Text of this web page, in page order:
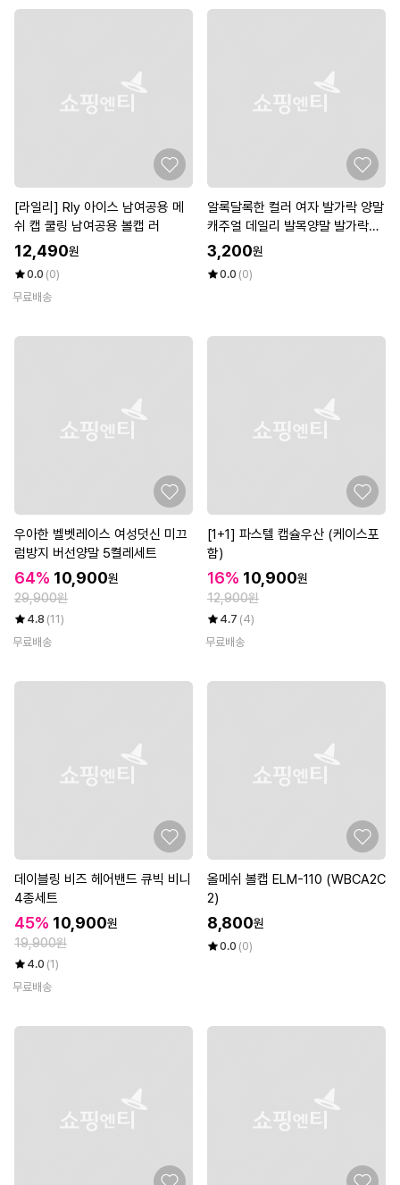
[라일리] Rly 아이스 남여공용 메
쉬 캡 쿨링 남여공용 볼캡 러
12,490원
0.0 (0)
무료배송
알록달록한 컬러 여자 발가락 양말
캐주얼 데일리 발목양말 발가락발
목양말 (WBEC5C4)
3,200원
0.0 (0)
우아한 벨벳레이스 여성덧신 미끄
럼방지 버선양말 5켤레세트
64% 10,900원
29,900원
4.8 (11)
무료배송
[1+1] 파스텔 캡슐우산 (케이스포
함)
16% 10,900원
12,900원
4.7 (4)
무료배송
데이블링 비즈 헤어밴드 큐빅 비니
4종세트
45% 10,900원
19,900원
4.0 (1)
무료배송
올메쉬 볼캡 ELM-110 (WBCA2C
2)
8,800원
0.0 (0)